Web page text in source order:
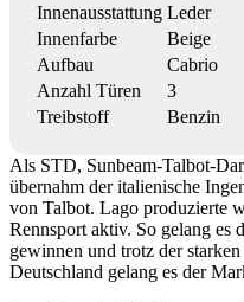
Innenausstattung Leder
Innenfarbe
Beige
Aufbau
Cabrio
Anzahl Türen
3
Treibstoff
Benzin
Als STD, Sunbeam-Talbot-
übernahm der italienische
von Talbot. Lago produzierte
Rennsport aktiv. So gelang es
gewinnen und trotz der
Deutschland gelang es der